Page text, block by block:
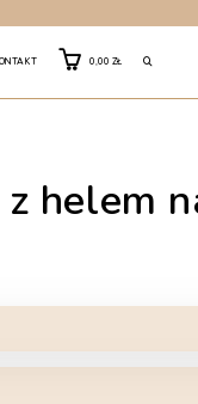
0,00ZŁ TOGGLE
helem